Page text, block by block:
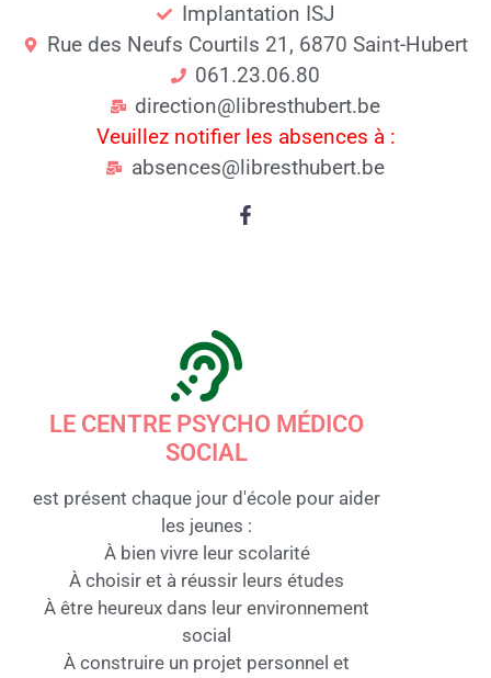
Implantation ISJ
Rue des Neufs Courtils 21, 6870 Saint-Hubert
061.23.06.80
direction@libresthubert.be
Veuillez notifier les absences à :
absences@libresthubert.be
LE CENTRE PSYCHO MÉDICO
SOCIAL
est présent chaque jour d'école pour aider
les jeunes :
À bien vivre leur scolarité
À choisir et à réussir leurs études
À être heureux dans leur environnement
social
À construire un projet personnel et